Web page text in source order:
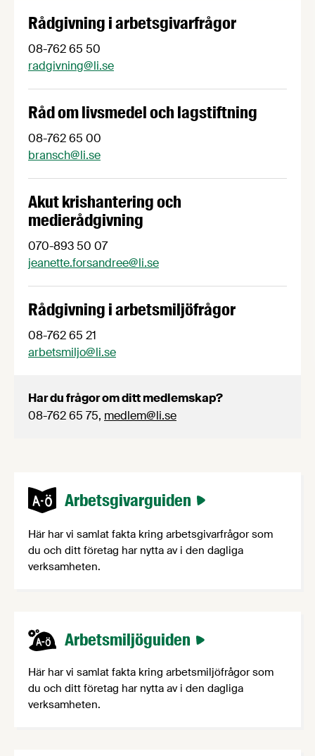
Rådgivning i arbetsgivarfrågor
08-762 65 50
radgivning@li.se
Råd om livsmedel och lagstiftning
08-762 65 00
bransch@li.se
Akut krishantering och
medierådgivning
070-893 50 07
jeanette.forsandree@li.se
Rådgivning i arbetsmiljöfrågor
08-762 65 21
arbetsmiljo@li.se
Har du frågor om ditt medlemskap?
08-762 65 75, medlem@li.se
Arbetsgivarguiden
Här har vi samlat fakta kring arbetsgivarfrågor som
du och ditt företag har nytta av i den dagliga
verksamheten.
Arbetsmiljöguiden
Här har vi samlat fakta kring arbetsmiljöfrågor som
du och ditt företag har nytta av i den dagliga
verksamheten.